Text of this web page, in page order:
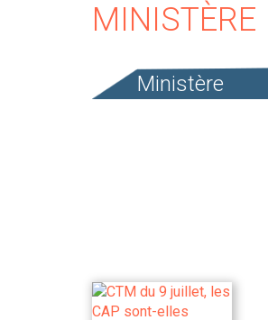
MINISTÈRE
Ministère